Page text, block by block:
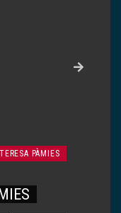
PÀMIES